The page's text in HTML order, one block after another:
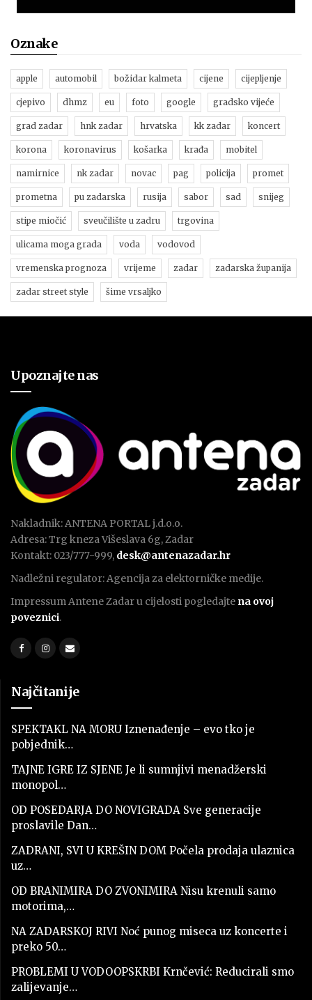
Oznake
apple automobil božidar kalmeta cijene cijepljenje
cjepivo dhmz eu foto google gradsko vijeće
grad zadar hnk zadar hrvatska kk zadar koncert
korona koronavirus košarka krađa mobitel
namirnice nk zadar novac pag policija promet
prometna pu zadarska rusija sabor sad snijeg
stipe miočić sveučilište u zadru trgovina
ulicama moga grada voda vodovod
vremenska prognoza vrijeme zadar zadarska županija
zadar street style šime vrsaljko
Upoznajte nas
Nakladnik: ANTENA PORTAL j.d.o.o.
Adresa: Trg kneza Višeslava 6g, Zadar
Kontakt: 023/777-999, desk@antenazadar.hr
Nadležni regulator: Agencija za elektorničke medije.
Impressum Antene Zadar u cijelosti pogledajte na ovoj
poveznici.
Najčitanije
SPEKTAKL NA MORU Iznenađenje – evo tko je
pobjednik…
TAJNE IGRE IZ SJENE Je li sumnjivi menadžerski
monopol…
OD POSEDARJA DO NOVIGRADA Sve generacije
proslavile Dan…
ZADRANI, SVI U KREŠIN DOM Počela prodaja ulaznica
uz…
OD BRANIMIRA DO ZVONIMIRA Nisu krenuli samo
motorima,…
NA ZADARSKOJ RIVI Noć punog miseca uz koncerte i
preko 50…
PROBLEMI U VODOOPSKRBI Krnčević: Reducirali smo
zalijevanje…